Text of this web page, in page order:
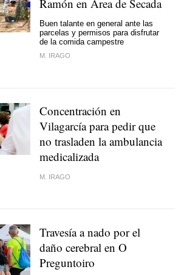
Ramón en Area de Secada
Buen talante en general ante las
parcelas y permisos para disfrutar
de la comida campestre
M. IRAGO
Concentración en
Vilagarcía para pedir que
no trasladen la ambulancia
medicalizada
M. IRAGO
Travesía a nado por el
daño cerebral en O
Preguntoiro